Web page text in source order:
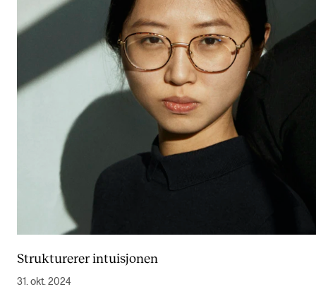
Strukturerer intuisjonen
31. okt. 2024